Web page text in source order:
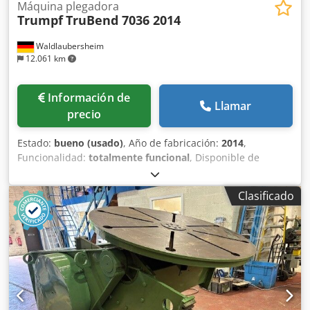
Waldlaubersheim
12.061 km
Máquina plegadora
TrumpfTruBend 7036 2014
Información de
precio
Llamar
Estado: bueno (usado), Año de fabricación: 2014,
Funcionalidad: totalmente funcional, Disponible de
inmediato, mantenimiento y revisión de seguridad
realizados el 30.07.2026. Descripción: Año de fabricación:
2014 Longitud de plegado [mm]: 1020,00 Fuerza de
plegado [toneladas]: 36 Control: TRUMPF TASC 6000
Equipamiento estándar: Máquina: - Estructura de máquina
robusta Codpfx Aszrwntegmsrf - Barra de plegado -
Accionamiento directo electromecánico de alta dinámica
(motor de par) - Sistema de medición de longitud inductivo
con compensación de temperatura - Climatización del
armario de control - Diseño ergonómico de la máquina
Clasificado